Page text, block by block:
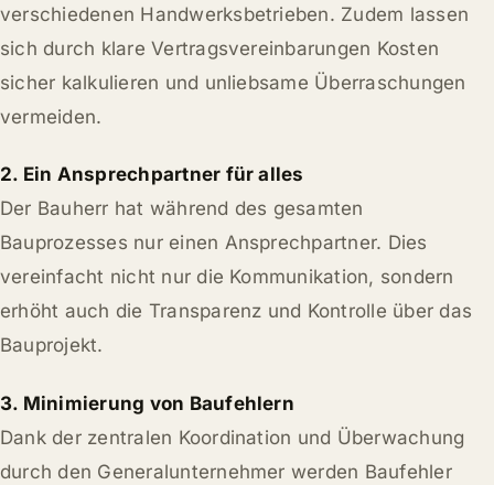
verschiedenen Handwerksbetrieben. Zudem lassen
sich durch klare Vertragsvereinbarungen Kosten
sicher kalkulieren und unliebsame Überraschungen
vermeiden.
2. Ein Ansprechpartner für alles
Der Bauherr hat während des gesamten
Bauprozesses nur einen Ansprechpartner. Dies
vereinfacht nicht nur die Kommunikation, sondern
erhöht auch die Transparenz und Kontrolle über das
Bauprojekt.
3. Minimierung von Baufehlern
Dank der zentralen Koordination und Überwachung
durch den Generalunternehmer werden Baufehler